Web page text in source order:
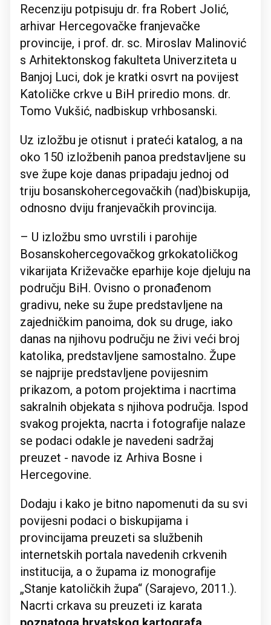
Recenziju potpisuju dr. fra Robert Jolić,
arhivar Hercegovačke franjevačke
provincije, i prof. dr. sc. Miroslav Malinović
s Arhitektonskog fakulteta Univerziteta u
Banjoj Luci, dok je kratki osvrt na povijest
Katoličke crkve u BiH priredio mons. dr.
Tomo Vukšić, nadbiskup vrhbosanski.
Uz izložbu je otisnut i prateći katalog, a na
oko 150 izložbenih panoa predstavljene su
sve župe koje danas pripadaju jednoj od
triju bosanskohercegovačkih (nad)biskupija,
odnosno dviju franjevačkih provincija.
– U izložbu smo uvrstili i parohije
Bosanskohercegovačkog grkokatoličkog
vikarijata Križevačke eparhije koje djeluju na
području BiH. Ovisno o pronađenom
gradivu, neke su župe predstavljene na
zajedničkim panoima, dok su druge, iako
danas na njihovu području ne živi veći broj
katolika, predstavljene samostalno. Župe
se najprije predstavljene povijesnim
prikazom, a potom projektima i nacrtima
sakralnih objekata s njihova područja. Ispod
svakog projekta, nacrta i fotografije nalaze
se podaci odakle je navedeni sadržaj
preuzet - navode iz Arhiva Bosne i
Hercegovine.
Dodaju i kako je bitno napomenuti da su svi
povijesni podaci o biskupijama i
provincijama preuzeti sa službenih
internetskih portala navedenih crkvenih
institucija, a o župama iz monografije
„Stanje katoličkih župa“ (Sarajevo, 2011.).
Nacrti crkava su preuzeti iz karata